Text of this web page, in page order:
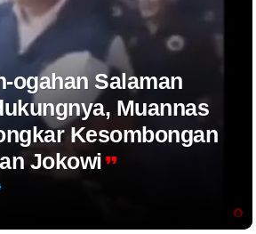
ogahan Salaman
Muannas
Kesombongan
Jokowi